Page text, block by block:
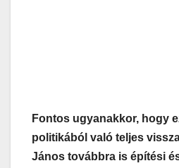
Fontos ugyanakkor, hogy
politikából való teljes
János továbbra is építési